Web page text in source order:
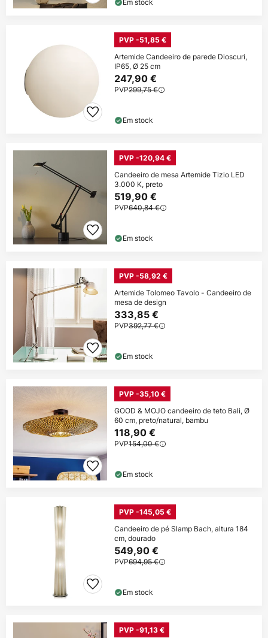
PVP -51,85 €
Artemide Candeeiro de parede Dioscuri,
IP65, Ø 25 cm
247,90 €
PVP299,75 €
Em stock
PVP -120,94 €
Candeeiro de mesa Artemide Tizio LED
3.000 K, preto
519,90 €
PVP640,84 €
Em stock
PVP -58,92 €
Artemide Tolomeo Tavolo - Candeeiro de
mesa de design
333,85 €
PVP392,77 €
Em stock
PVP -35,10 €
GOOD & MOJO candeeiro de teto Bali, Ø
60 cm, preto/natural, bambu
118,90 €
PVP154,00 €
Em stock
PVP -145,05 €
Candeeiro de pé Slamp Bach, altura 184
cm, dourado
549,90 €
PVP694,95 €
Em stock
PVP -91,13 €